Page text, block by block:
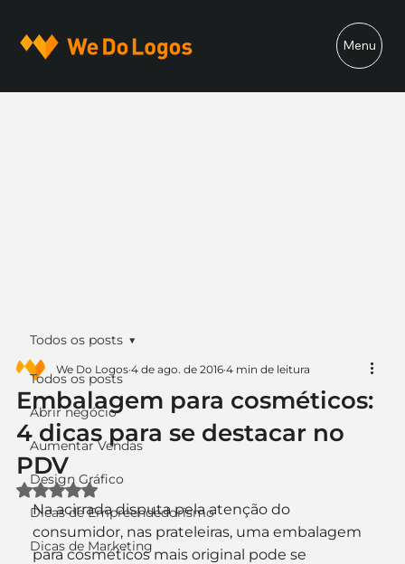
Menu
Todos os posts
Abrir negócio
Aumentar Vendas
Design Gráfico
Dicas de Empreendedorismo
Dicas de Marketing
Todos os posts
Embalagem para cosméticos:
4 dicas para se destacar no
PDV
We Do Logos 4 de ago. de 2016 4 min de leitura
Avaliado com NaN de 5 estrelas.
Na acirrada disputa pela atenção do
consumidor, nas prateleiras, uma embalagem
para cosméticos mais original pode se